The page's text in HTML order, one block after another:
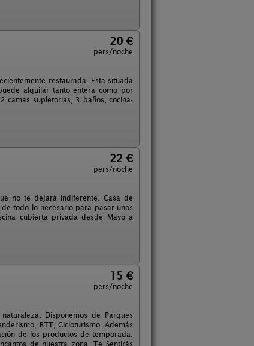
20 €
pers/noche
restaurada. Esta situada
alquilar tanto entera como por
camas supletorias, 3 baños, cocina-
22 €
pers/noche
no te dejará indiferente. Casa de
todo lo necesario para pasar unos
cubierta privada desde Mayo a
15 €
pers/noche
Disponemos de Parques
BTT, Cicloturismo. Además
de los productos de temporada.
de nuestra zona. Te Sentirás